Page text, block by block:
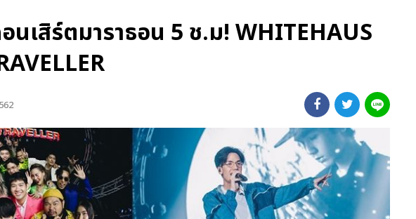
นเสิร์ตมาราธอน 5 ช.ม! WHITEHAUS